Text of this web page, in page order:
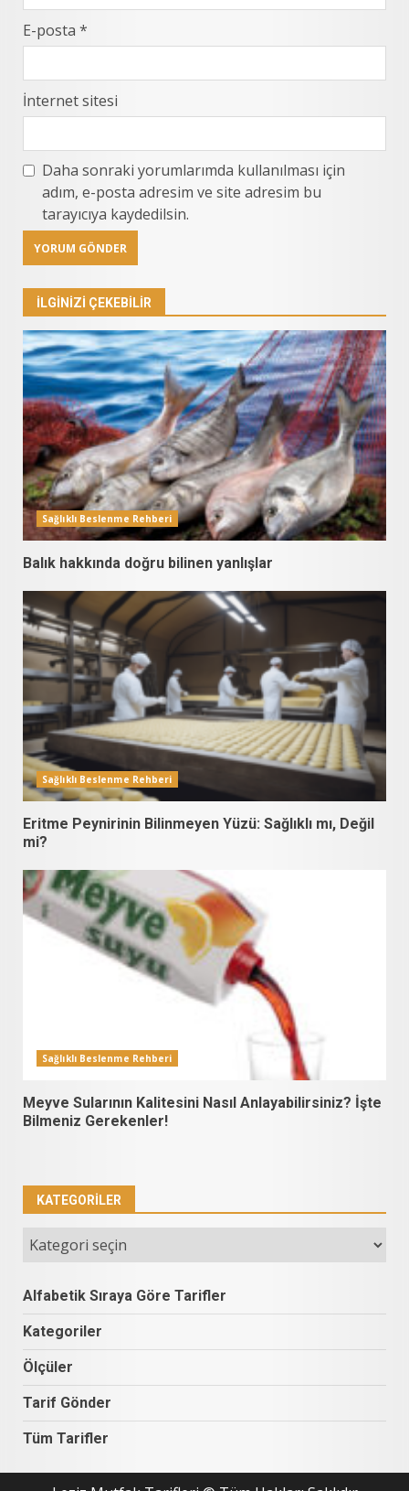
E-posta *
İnternet sitesi
Daha sonraki yorumlarımda kullanılması için
adım, e-posta adresim ve site adresim bu
tarayıcıya kaydedilsin.
İLGINIZI ÇEKEBILIR
Sağlıklı Beslenme Rehberi
Balık hakkında doğru bilinen yanlışlar
Sağlıklı Beslenme Rehberi
Eritme Peynirinin Bilinmeyen Yüzü: Sağlıklı mı, Değil
mi?
Sağlıklı Beslenme Rehberi
Meyve Sularının Kalitesini Nasıl Anlayabilirsiniz? İşte
Bilmeniz Gerekenler!
KATEGORILER
Kategoriler
Alfabetik Sıraya Göre Tarifler
Kategoriler
Ölçüler
Tarif Gönder
Tüm Tarifler